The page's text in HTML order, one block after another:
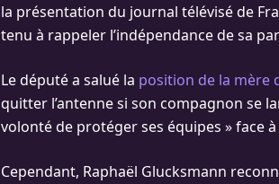
la présentation du journal télévisé de
tenu à rappeler l’indépendance de sa
Le député a salué la position de la mère
quitter l’antenne si son compagnon se
volonté de protéger ses équipes » face
Cependant, Raphaël Glucksmann